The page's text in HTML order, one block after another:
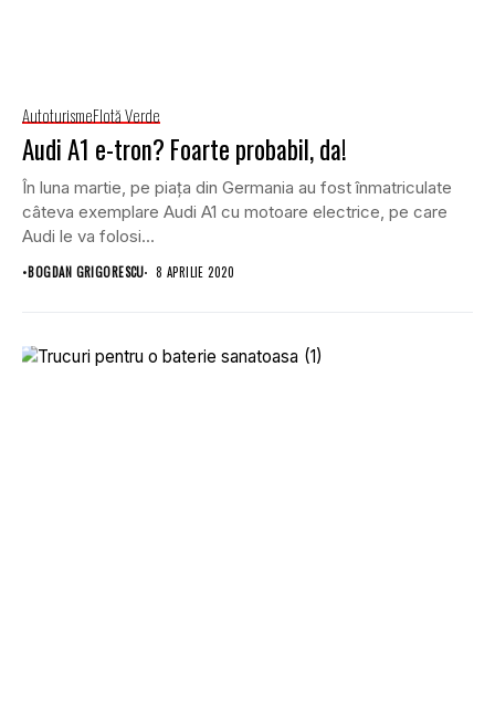
AutoturismeFlotă Verde
Audi A1 e-tron? Foarte probabil, da!
În luna martie, pe piața din Germania au fost înmatriculate
câteva exemplare Audi A1 cu motoare electrice, pe care
Audi le va folosi...
•BOGDAN GRIGORESCU 8 APRILIE 2020